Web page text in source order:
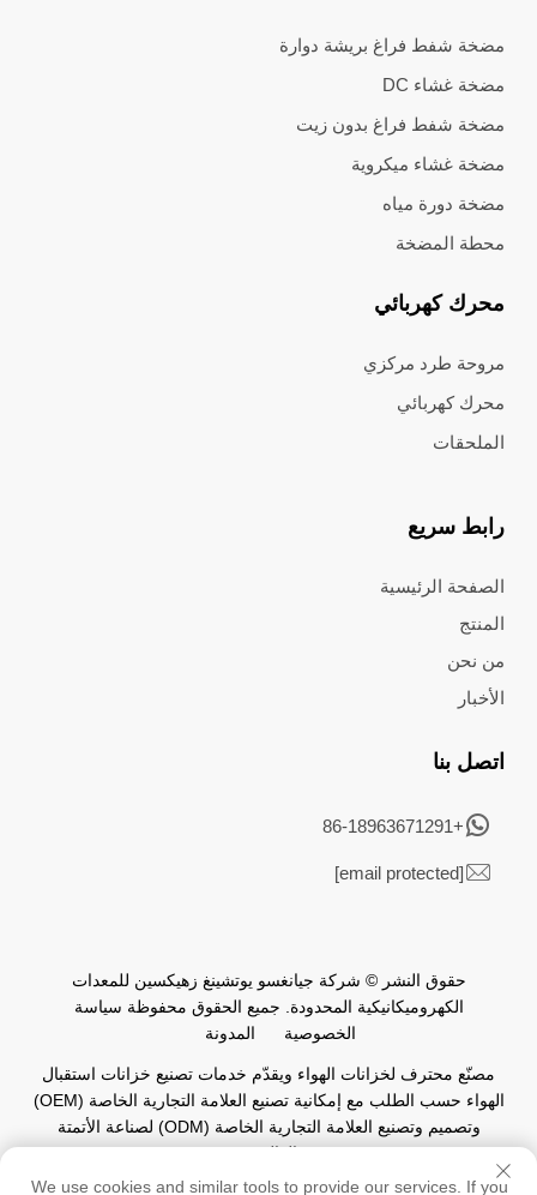
مضخة شفط فراغ بريشة دوارة
مضخة غشاء DC
مضخة شفط فراغ بدون زيت
مضخة غشاء ميكروية
مضخة دورة مياه
محطة المضخة
محرك كهربائي
مروحة طرد مركزي
محرك كهربائي
الملحقات
رابط سريع
الصفحة الرئيسية
المنتج
من نحن
الأخبار
اتصل بنا
+86-18963671291
[email protected]
حقوق النشر © شركة جيانغسو يوتشينغ زهيكسين للمعدات
الكهروميكانيكية المحدودة. جميع الحقوق محفوظة سياسة
الخصوصية
المدونة
مصنّع محترف لخزانات الهواء ويقدّم خدمات تصنيع خزانات استقبال
الهواء حسب الطلب مع إمكانية تصنيع العلامة التجارية الخاصة (OEM)
وتصميم وتصنيع العلامة التجارية الخاصة (ODM) لصناعة الأتمتة
العالمية.
We use cookies and similar tools to provide our services. If you